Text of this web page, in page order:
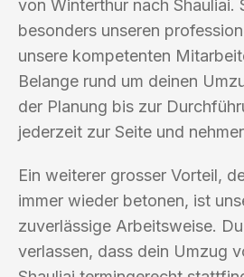
von Winterthur nach Shauliai.
besonders unseren
unsere kompetenten
Belange rund um deinen
der Planung bis zur
jederzeit zur Seite und
Ein weiterer grosser Vorteil,
immer wieder betonen, ist
zuverlässige Arbeitsweise.
verlassen, dass dein Umzug